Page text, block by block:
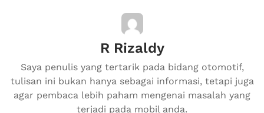
R Rizaldy
Saya penulis yang tertarik pada bidang otomotif,
tulisan ini bukan hanya sebagai informasi, tetapi juga
agar pembaca lebih paham mengenai masalah yang
terjadi pada mobil anda.